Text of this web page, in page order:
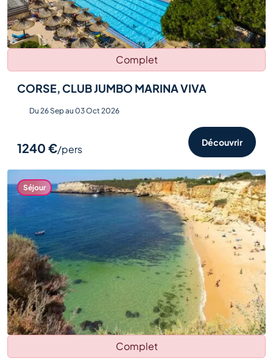
Complet
CORSE, CLUB JUMBO MARINA VIVA
Du 26 Sep au 03 Oct 2026
1240 €/pers
Découvrir
Séjour
Complet